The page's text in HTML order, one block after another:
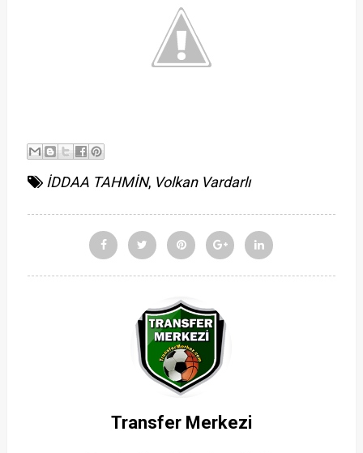
İDDAA TAHMİN, Volkan Vardarlı
Transfer Merkezi